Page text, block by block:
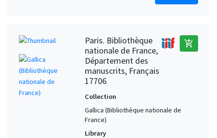
Paris. Bibliothèque
nationale de France,
Département des
manuscrits, Français
17706
add_shopping_cart
Collection
Gallica (Bibliothèque nationale de
France)
Library